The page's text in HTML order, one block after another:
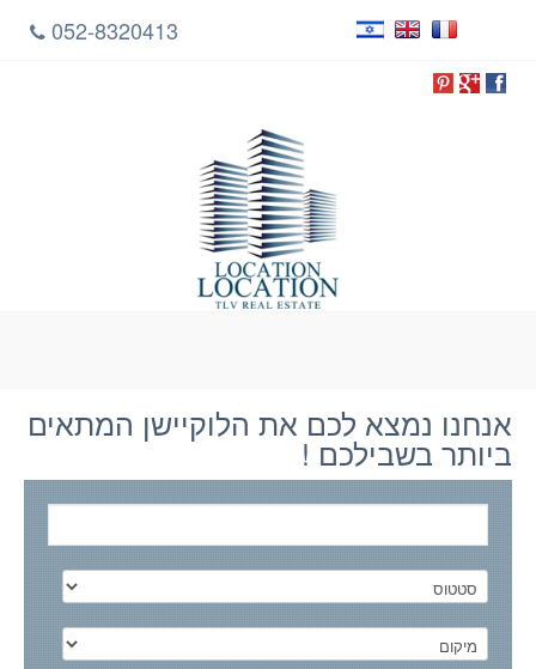
052-8320413
אנחנו נמצא לכם את הלוקיישן המתאים
ביותר בשבילכם !